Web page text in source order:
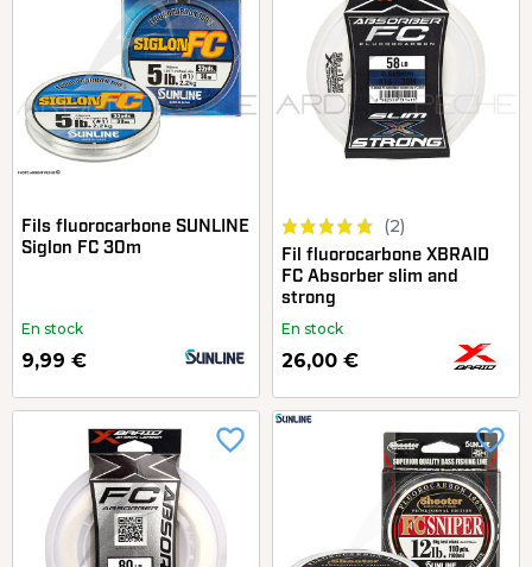
Fils fluorocarbone SUNLINE
Siglon FC 30m
En stock
9,99 €
(2)
Fil fluorocarbone XBRAID
FC Absorber slim and
strong
En stock
26,00 €
favorite_border favorite_border